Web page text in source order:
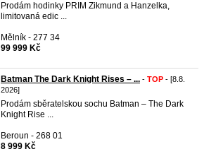
Prodám hodinky PRIM Zikmund a Hanzelka,
limitovaná edic ...
Mělník - 277 34
99 999 Kč
Batman The Dark Knight Rises – ... - TOP - [8.8.
2026]
Prodám sběratelskou sochu Batman – The Dark
Knight Rise ...
Beroun - 268 01
8 999 Kč